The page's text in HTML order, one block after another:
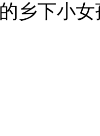
乡下小